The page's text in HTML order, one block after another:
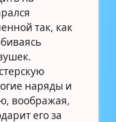
так, как
наряды и
воображая,
его за